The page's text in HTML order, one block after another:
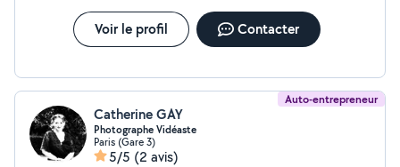
fusionnons art visuel, innovation technologique et
stratégie digitale pour donner vie à vos projets les plus
ambitieux.
Voir le profil Contacter
Auto-entrepreneur
Catherine GAY
Photographe Vidéaste
Paris (Gare 3)
5/5 (2 avis)